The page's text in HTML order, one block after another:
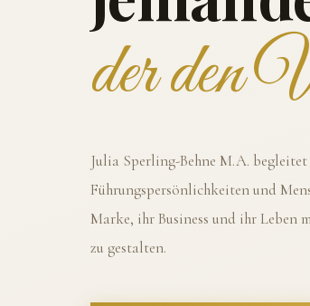
der den
Julia Sperling-Behne M.A.
Führungspersönlichkeiten und
Marke, ihr Business und ihr
zu gestalten.